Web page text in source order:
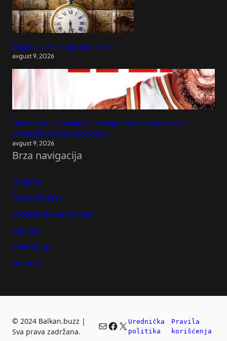
Dogodilo se na današnji dan
avgust 9, 2026
Detonacija na Malom Kalemegdanu: Crvena zvezda
ozvaničila najveće pojačanje!
avgust 9, 2026
Brza navigacija
O nama
Predloži Vest
Pretplatite se na vesti
Karijera
Marketing
Kontakt
© 2024 Balkan.buzz |
Sva prava zadržana.
Mail
Facebook
X Urednička
politika
Pravila
korišćenja